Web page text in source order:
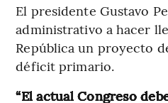
El presidente Gustavo
administrativo a hacer
República un proyecto
déficit primario.
“El actual Congreso